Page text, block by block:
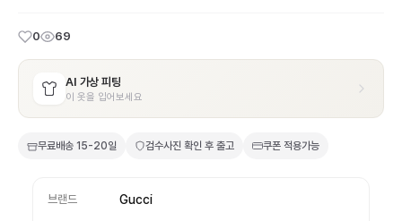
0 69
AI 가상 피팅
이 옷을 입어보세요
무료배송 15-20일 검수사진 확인 후 출고 쿠폰 적용가능
브랜드 Gucci